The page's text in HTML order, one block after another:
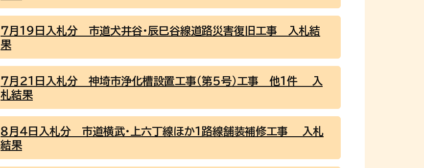
７月１９日入札分 市道犬井谷・辰巳谷線道路災害復旧工事 入札結
果
７月２１日入札分 神埼市浄化槽設置工事（第５号）工事 他１件 入
札結果
８月４日入札分 市道横武・上六丁線ほか１路線舗装補修工事 入札
結果